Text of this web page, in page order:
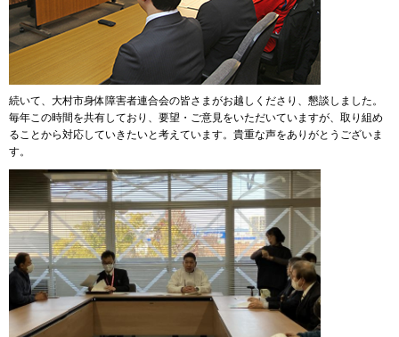
続いて、大村市身体障害者連合会の皆さまがお越しくださり、懇談しました。
毎年この時間を共有しており、要望・ご意見をいただいていますが、取り組め
ることから対応していきたいと考えています。貴重な声をありがとうございま
す。